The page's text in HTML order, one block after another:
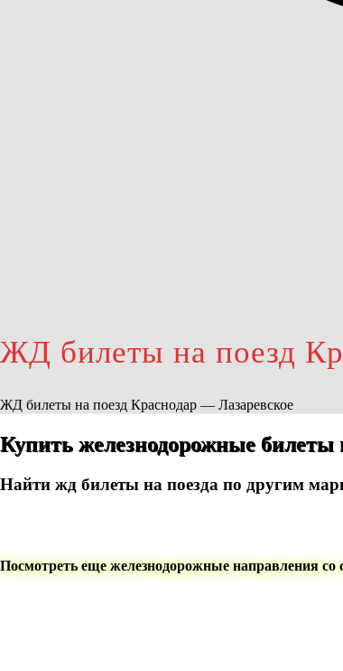
ЖД билеты на поезд
ЖД билеты на поезд Краснодар — Лазаревское
Купить железнодорожные билеты
Найти жд билеты на поезда по другим
Посмотреть еще железнодорожные направления со